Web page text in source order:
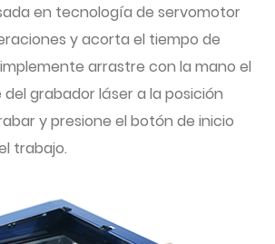
en tecnología de servomotor
y acorta el tiempo de
arrastre con la mano el
grabador láser a la posición
y presione el botón de inicio
trabajo.